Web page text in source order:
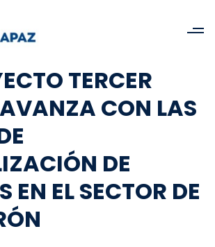
TERCER
CON LAS
DE
EN EL SECTOR DE